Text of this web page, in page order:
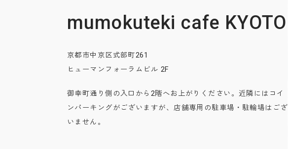
mumokuteki cafe KYOTO
京都市中京区式部町261
ヒューマンフォーラムビル 2F
御幸町通り側の入口から2階へお上がりください。近隣にはコイ
ンパーキングがございますが、店舗専用の駐車場・駐輪場はござ
いません。